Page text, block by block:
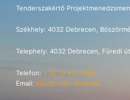
Tenderszakértő
Székhely: 4032 Debrecen,
Telephely: 4032 Debrecen, Füredi
Telefon: +36 70 621 7696
Email: info@trailer-shop.hu